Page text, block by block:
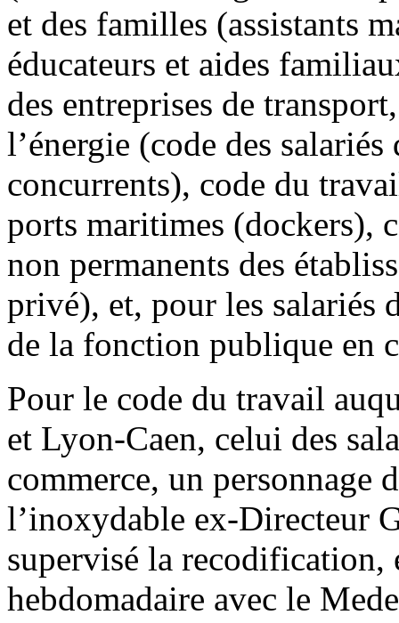
et des familles (assistants
éducateurs et aides
des entreprises de
l’énergie (code des
concurrents), code du
ports maritimes (dockers),
non permanents des
privé), et, pour les salariés
de la fonction publique en
Pour le code du travail
et Lyon-Caen, celui des
commerce, un personnage
l’inoxydable ex-Directeur
supervisé la recodification,
hebdomadaire avec le